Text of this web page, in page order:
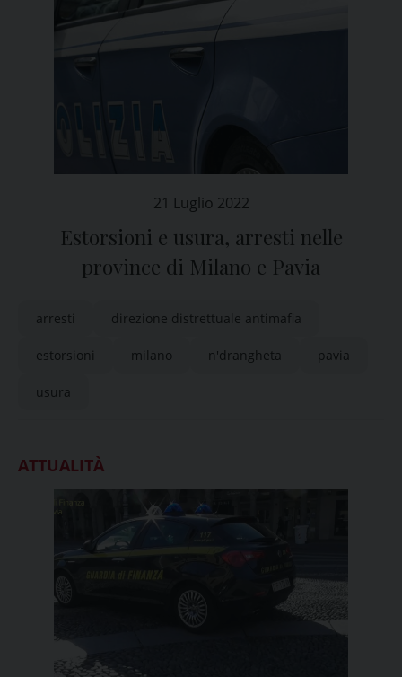
21 Luglio 2022
Estorsioni e usura, arresti nelle
province di Milano e Pavia
arresti direzione distrettuale antimafia
estorsioni milano n'drangheta pavia
usura
ATTUALITÀ